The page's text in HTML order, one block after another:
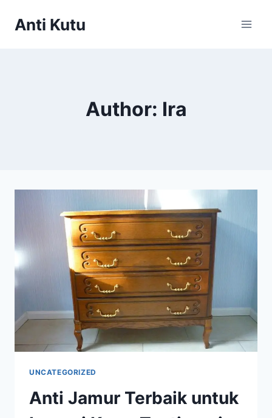
Anti Kutu
Author: Ira
UNCATEGORIZED
Anti Jamur Terbaik untuk